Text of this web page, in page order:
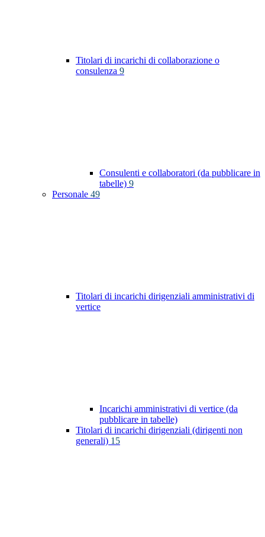
Titolari di incarichi di collaborazione o
consulenza 9
Consulenti e collaboratori (da pubblicare in
tabelle) 9
Personale 49
Titolari di incarichi dirigenziali amministrativi di
vertice
Incarichi amministrativi di vertice (da
pubblicare in tabelle)
Titolari di incarichi dirigenziali (dirigenti non
generali) 15